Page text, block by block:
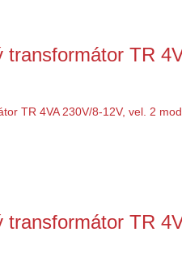
transformátor TR
transformátor TR